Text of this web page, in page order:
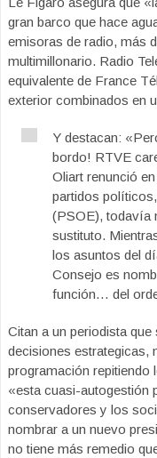
gran barco que hace
emisoras de radio, más
multimillonario. Radio
equivalente de France
exterior combinados en
Y destacan:
bordo! RTVE
Oliart renunció
partidos
(PSOE), todavía
sustituto.
los asuntos del
Consejo es
función… del
Citan a un periodista
decisiones estrategicas,
programación repitiendo
«esta cuasi-autogestión
conservadores y los
nombrar a un nuevo
no tiene más remedio